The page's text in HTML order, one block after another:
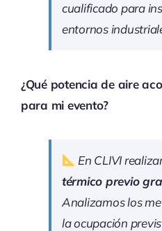
cualificado para
entornos
¿Qué potencia de aire
para mi evento?
En CLIVI
térmico previo
Analizamos los
la ocupación